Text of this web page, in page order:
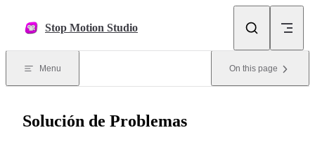
Stop Motion Studio
Menu On this page
Solución de Problemas